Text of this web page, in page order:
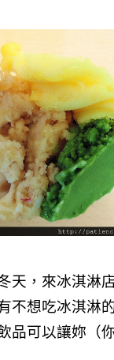
天，來冰淇淋
不想吃冰淇淋
品可以讓妳（